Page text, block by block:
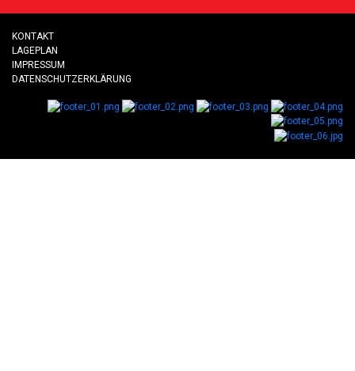
KONTAKT
LAGEPLAN
IMPRESSUM
DATENSCHUTZERKLÄRUNG